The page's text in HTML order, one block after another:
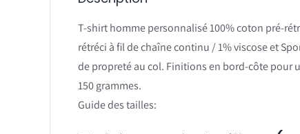
T-shirt homme personnalisé 100% coton pré-
rétréci à fil de chaîne continu / 1% viscose et
de propreté au col. Finitions en bord-côte
150 grammes.
Guide des tailles: